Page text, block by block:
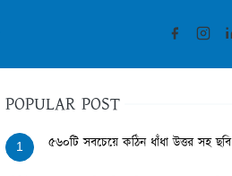
POPULAR POST
1 ৫৬০টি সবচেয়ে কঠিন ধাঁধা উত্তর সহ ছবি